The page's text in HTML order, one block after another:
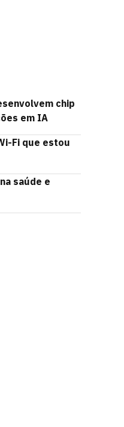
chip
em IA
Fi que estou
saúde e